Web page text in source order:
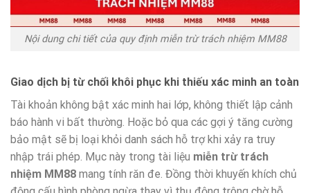
Nội dung chi tiết của quy định miễn trừ trách nhiệm MM88
Giao dịch bị từ chối khôi phục khi thiếu xác minh an toàn
Tài khoản không bật xác minh hai lớp, không thiết lập cảnh
báo hành vi bất thường. Hoặc bỏ qua các gợi ý tăng cường
bảo mật sẽ bị loại khỏi danh sách hỗ trợ khi xảy ra truy
nhập trái phép. Mục này trong tài liệu miễn trừ trách
nhiệm MM88 mang tính răn đe. Đồng thời khuyến khích chủ